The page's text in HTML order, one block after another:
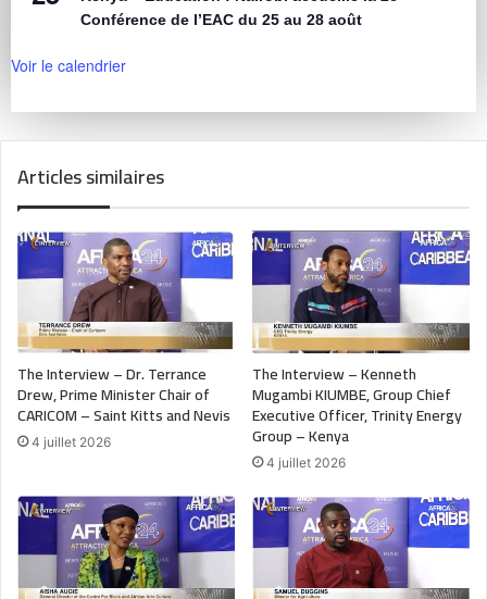
Conférence de l’EAC du 25 au 28 août
Voir le calendrier
Articles similaires
The Interview – Dr. Terrance
Drew, Prime Minister Chair of
CARICOM – Saint Kitts and Nevis
4 juillet 2026
The Interview – Kenneth
Mugambi KIUMBE, Group Chief
Executive Officer, Trinity Energy
Group – Kenya
4 juillet 2026